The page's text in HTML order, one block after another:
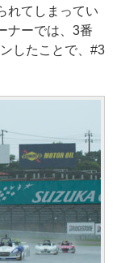
れてしまってい
ナーでは、3番
したことで、#3